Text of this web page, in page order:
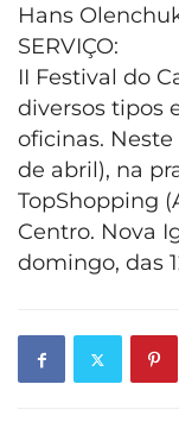
Hans
SERVIÇO:
II Festival do
diversos tipos
oficinas.
de abril), na
TopShopping
Centro. Nova
domingo, das